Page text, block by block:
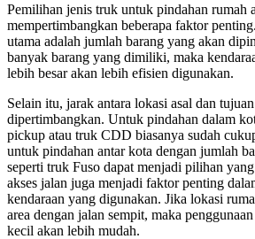
Pemilihan jenis truk untuk pindahan rumah
mempertimbangkan beberapa faktor
utama adalah jumlah barang yang akan
banyak barang yang dimiliki, maka
lebih besar akan lebih efisien digunakan.
Selain itu, jarak antara lokasi asal dan
dipertimbangkan. Untuk pindahan dalam
pickup atau truk CDD biasanya sudah
untuk pindahan antar kota dengan jumlah
seperti truk Fuso dapat menjadi pilihan
akses jalan juga menjadi faktor penting
kendaraan yang digunakan. Jika lokasi
area dengan jalan sempit, maka
kecil akan lebih mudah.